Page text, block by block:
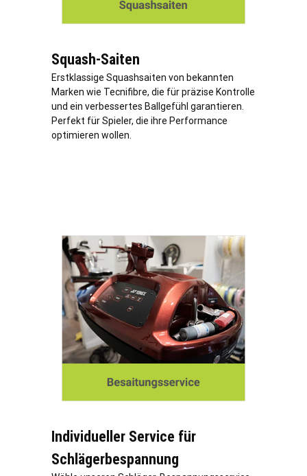
Squash-Saiten
Erstklassige Squashsaiten von bekannten
Marken wie Tecnifibre, die für präzise Kontrolle
und ein verbessertes Ballgefühl garantieren.
Perfekt für Spieler, die ihre Performance
optimieren wollen.
Individueller Service für
Schlägerbespannung